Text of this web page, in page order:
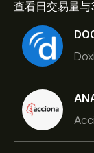
查看日交易量与